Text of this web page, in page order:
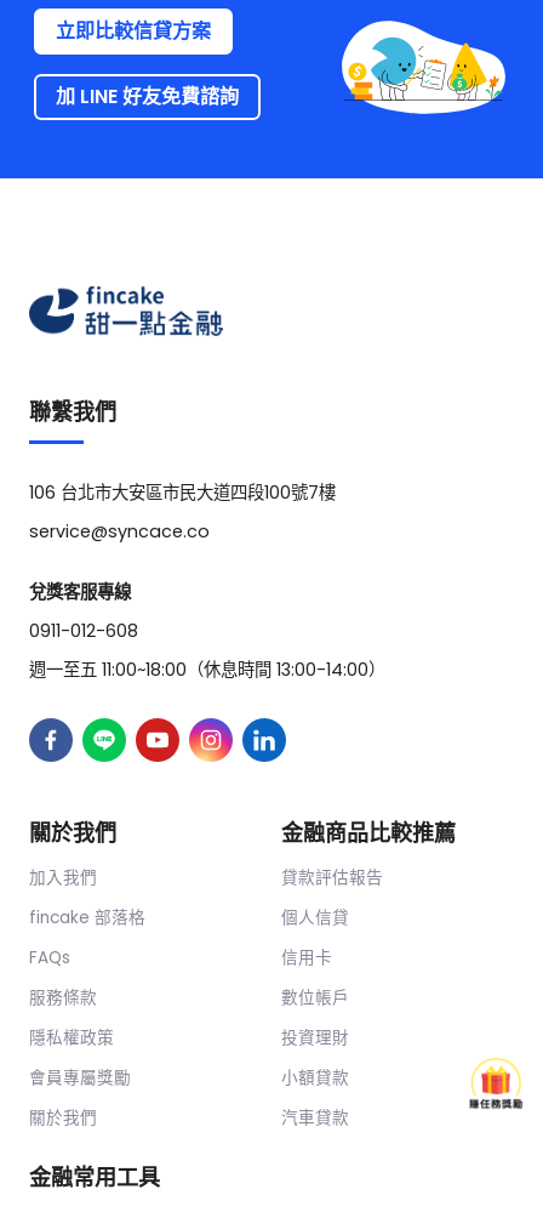
立即比較信貸方案
加 LINE 好友免費諮詢
聯繫我們
106 台北市大安區市民大道四段100號7樓
service@syncace.co
兌獎客服專線
0911-012-608
週一至五 11:00~18:00（休息時間 13:00-14:00）
關於我們
加入我們
fincake 部落格
FAQs
服務條款
隱私權政策
會員專屬獎勵
關於我們
金融商品比較推薦
貸款評估報告
個人信貸
信用卡
數位帳戶
投資理財
小額貸款
汽車貸款
金融常用工具